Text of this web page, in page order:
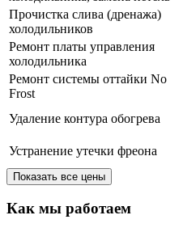
Прочистка слива (дренажа)
холодильников
Ремонт платы управления
холодильника
Ремонт системы оттайки No
Frost
Удаление контура обогрева
Устранение утечки фреона
Показать все цены
Как мы работаем